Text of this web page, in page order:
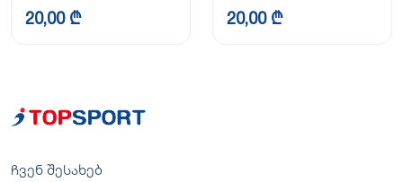
20,00 ₾ 20,00 ₾
ჩვენ შესახებ